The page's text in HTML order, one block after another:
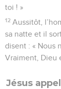
toi ! »
12 Aussitôt,
sa natte et il
disent : « Nous
Vraiment, Dieu
Jésus